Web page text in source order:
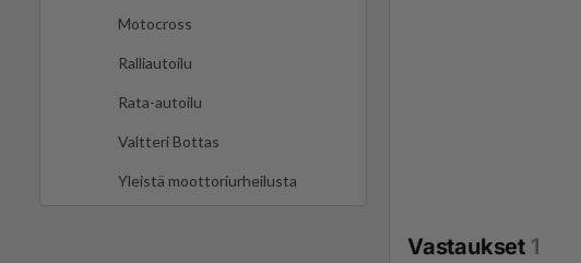
Motocross
Ralliautoilu
Rata-autoilu
Valtteri Bottas
Yleistä moottoriurheilusta
Vastaukset 1